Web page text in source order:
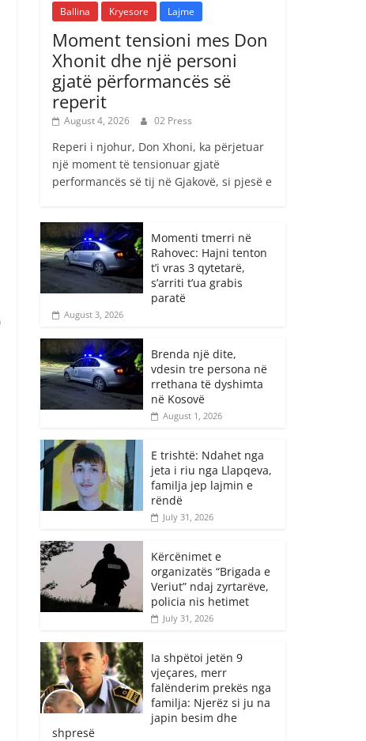
Ballina Kryesore Lajme
Moment tensioni mes Don
Xhonit dhe një personi
gjatë përformancës së
reperit
August 4, 2026 02 Press
Reperi i njohur, Don Xhoni, ka përjetuar
një moment të tensionuar gjatë
performancës së tij në Gjakovë, si pjesë e
Momenti tmerri në
Rahovec: Hajni tenton
t’i vras 3 qytetarë,
s’arriti t’ua grabis
paratë
August 3, 2026
Brenda një dite,
vdesin tre persona në
rrethana të dyshimta
në Kosovë
August 1, 2026
E trishtë: Ndahet nga
jeta i riu nga Llapqeva,
familja jep lajmin e
rëndë
July 31, 2026
Kërcënimet e
organizatës “Brigada e
Veriut” ndaj zyrtarëve,
policia nis hetimet
July 31, 2026
Ia shpëtoi jetën 9
vjeçares, merr
falënderim prekës nga
familja: Njerëz si ju na
japin besim dhe
shpresë